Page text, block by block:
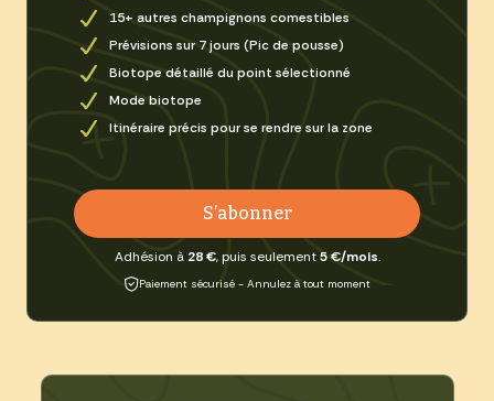
15+ autres champignons comestibles
Prévisions sur 7 jours (Pic de pousse)
Biotope détaillé du point sélectionné
Mode biotope
Itinéraire précis pour se rendre sur la zone
S’abonner
Adhésion à 28 €, puis seulement5 €/mois.
Paiement sécurisé - Annulez à tout moment